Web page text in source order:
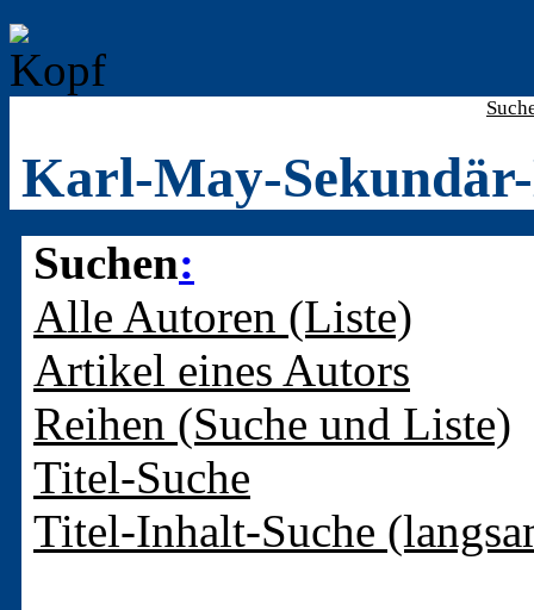
Karl-May-
Suchen:
Alle Autoren (Liste)
Artikel eines Autors
Reihen (Suche und Liste)
Titel-Suche
Titel-Inhalt-Suche